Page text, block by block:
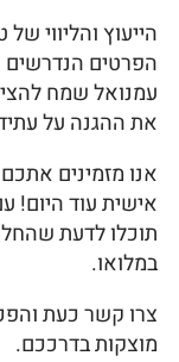
הייעוץ והליווי
הפרטים
עמנואל שמח
את ההגנה על
אנו מזמינים
אישית עוד היום!
תוכלו לדעת
במלואו.
צרו קשר כעת
מוצקות בדרככם.